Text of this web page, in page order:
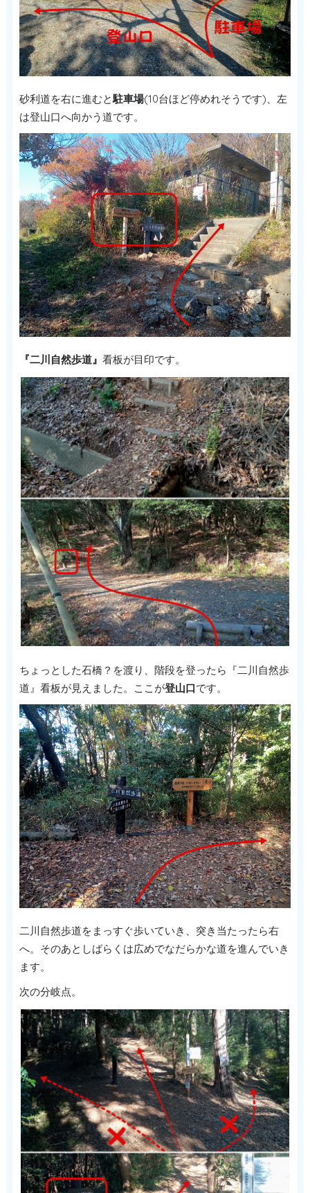
砂利道を右に進むと駐車場(10台ほど停めれそうです)、左
は登山口へ向かう道です。
『二川自然歩道』 看板が目印です。
ちょっとした石橋？を渡り、階段を登ったら『二川自然歩
道』看板が見えました。ここが登山口です。
二川自然歩道をまっすぐ歩いていき、突き当たったら右
へ。そのあとしばらくは広めでなだらかな道を進んでいき
ます。
次の分岐点。